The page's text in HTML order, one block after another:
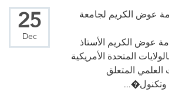
25
Dec
عوض الكريم لجامعة
عوض الكريم الأستاذ
المتحدة الأمريكية
المتعلق
وتكنول�...